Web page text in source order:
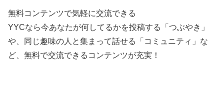
無料コンテンツで気軽に交流できる
YYCなら今あなたが何してるかを投稿する「つぶやき」
や、同じ趣味の人と集まって話せる「コミュニティ」な
ど、無料で交流できるコンテンツが充実！